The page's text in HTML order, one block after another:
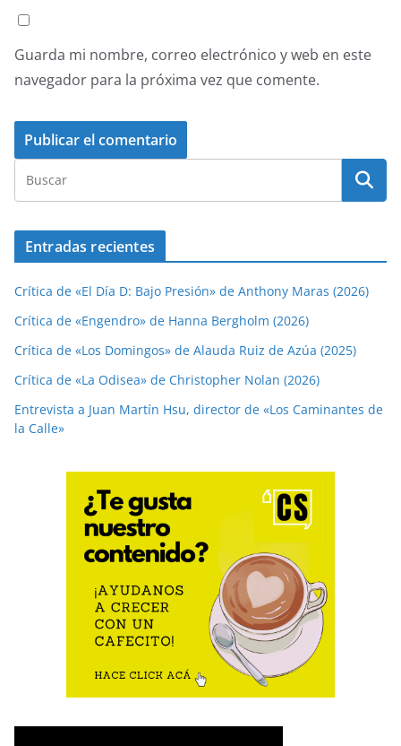
Guarda mi nombre, correo electrónico y web en este
navegador para la próxima vez que comente.
Entradas recientes
Crítica de «El Día D: Bajo Presión» de Anthony Maras (2026)
Crítica de «Engendro» de Hanna Bergholm (2026)
Crítica de «Los Domingos» de Alauda Ruiz de Azúa (2025)
Crítica de «La Odisea» de Christopher Nolan (2026)
Entrevista a Juan Martín Hsu, director de «Los Caminantes de
la Calle»